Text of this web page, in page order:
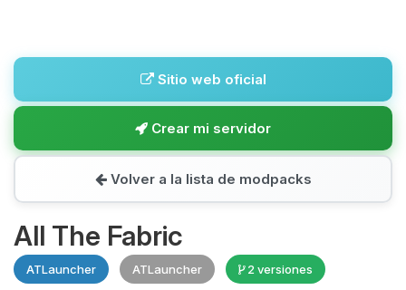
Sitio web oficial
Crear mi servidor
Volver a la lista de modpacks
All The Fabric
ATLauncher ATLauncher 2 versiones